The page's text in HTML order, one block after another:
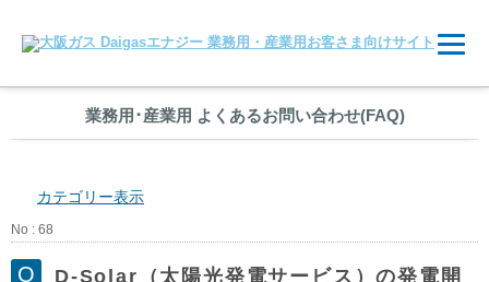
業務用 ･産業用 よくあるお問い合わせ(FAQ)
カテゴリー表示
No : 68
D-Solar（太陽光発電サービス）の発電開